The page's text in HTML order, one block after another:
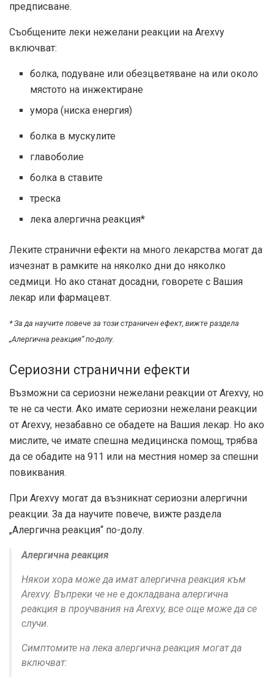
предписване.
Съобщените леки нежелани реакции на Arexvy
включват:
болка, подуване или обезцветяване на или около
мястото на инжектиране
умора (ниска енергия)
болка в мускулите
главоболие
болка в ставите
треска
лека алергична реакция*
Леките странични ефекти на много лекарства могат да
изчезнат в рамките на няколко дни до няколко
седмици. Но ако станат досадни, говорете с Вашия
лекар или фармацевт.
* За да научите повече за този страничен ефект, вижте раздела
„Алергична реакция“ по-долу.
Сериозни странични ефекти
Възможни са сериозни нежелани реакции от Arexvy, но
те не са чести. Ако имате сериозни нежелани реакции
от Arexvy, незабавно се обадете на Вашия лекар. Но ако
мислите, че имате спешна медицинска помощ, трябва
да се обадите на 911 или на местния номер за спешни
повиквания.
При Arexvy могат да възникнат сериозни алергични
реакции. За да научите повече, вижте раздела
„Алергична реакция“ по-долу.
Алергична реакция
Някои хора може да имат алергична реакция към
Arexvy. Въпреки че не е докладвана алергична
реакция в проучвания на Arexvy, все още може да се
случи.
Симптомите на лека алергична реакция могат да
включват: